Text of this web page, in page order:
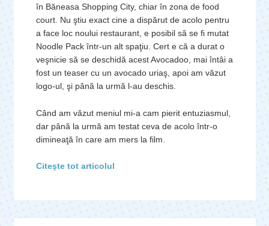
în Băneasa Shopping City, chiar în zona de food
court. Nu ştiu exact cine a dispărut de acolo pentru
a face loc noului restaurant, e posibil să se fi mutat
Noodle Pack într-un alt spaţiu. Cert e că a durat o
veşnicie să se deschidă acest Avocadoo, mai întâi a
fost un teaser cu un avocado uriaş, apoi am văzut
logo-ul, şi până la urmă l-au deschis.
Când am văzut meniul mi-a cam pierit entuziasmul,
dar până la urmă am testat ceva de acolo într-o
dimineaţă în care am mers la film.
Citeşte tot articolul